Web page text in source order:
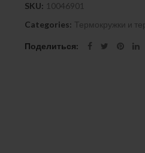
SKU: 10046901
Categories: Термокружки и
Поделиться